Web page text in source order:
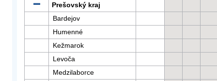
Prešovský kraj
Bardejov
Humenné
Kežmarok
Levoča
Medzilaborce